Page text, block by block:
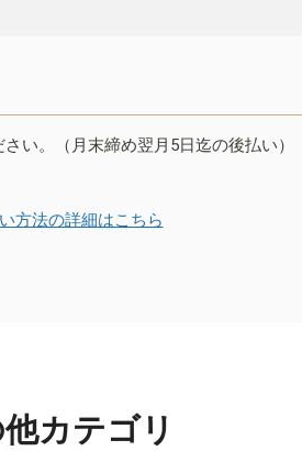
い。（月末締め翌月5日迄の後払い）
方法の詳細はこちら
カテゴリ